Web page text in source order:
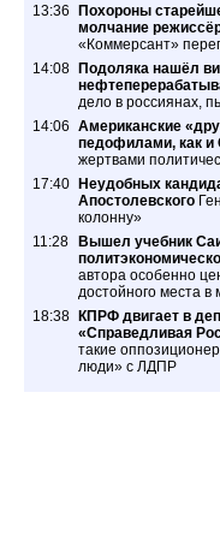
13:36 Похороны
молчание
«Коммерсант»
14:08 Подоляка нашёл
дело в россиянах,
14:06 Американские
педофилами, как и
жертвами
17:40 Неудобных
Апостолевского
колонну»
11:28 Вышел учебник
автора особенно
достойного места в
18:38 КПРФ двигает в
«Справедливая
такие
люди» с ЛДПР